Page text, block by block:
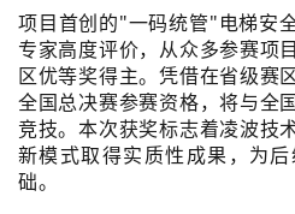
项目首创的"一码统管"电梯安
专家高度评价，从众多参赛项
区优等奖得主。凭借在省级赛
全国总决赛参赛资格，将与全
竞技。本次获奖标志着凌波技
新模式取得实质性成果，为
础。